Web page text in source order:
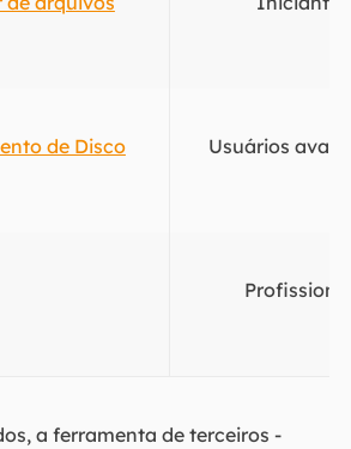
de Disco Usuários
a ferramenta de terceiros -